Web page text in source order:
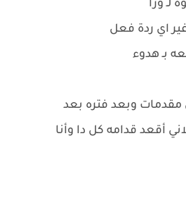
لـ ورا
اي ردة فعل
بـ هدوء
وبعد فتره بعد
أقعد قدامه كل دا وأنا